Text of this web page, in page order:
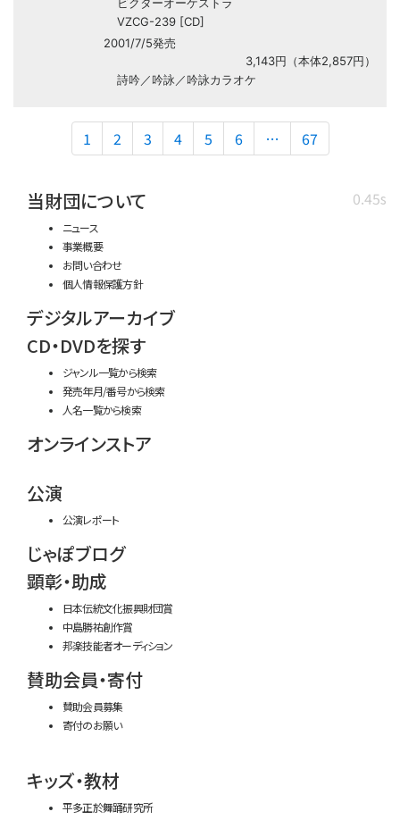
ビクターオーケストラ
VZCG-239 [CD]
2001/7/5発売
3,143円（本体2,857円）
詩吟／吟詠／吟詠カラオケ
1 2 3 4 5 6 … 67
0.45s
当財団について
ニュース
事業概要
お問い合わせ
個人情報保護方針
デジタルアーカイブ
CD・DVDを探す
ジャンル一覧から検索
発売年月/番号から検索
人名一覧から検索
オンラインストア
公演
公演レポート
じゃぽブログ
顕彰・助成
日本伝統文化振興財団賞
中島勝祐創作賞
邦楽技能者オーディション
賛助会員・寄付
賛助会員募集
寄付のお願い
キッズ・教材
平多正於舞踊研究所